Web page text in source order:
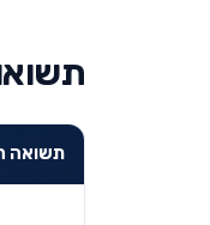
תשואה